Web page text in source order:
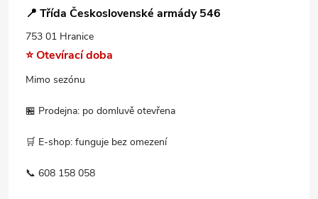
📍 Třída Československé armády 546
753 01 Hranice
⭐ Otevírací doba
Mimo sezónu
🏪 Prodejna: po domluvě otevřena
🛒 E-shop: funguje bez omezení
📞 608 158 058